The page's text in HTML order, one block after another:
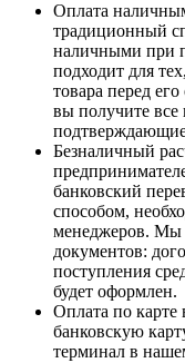
Оплата
традиционный
наличными при
подходит для
товара перед
вы получите
Безналичный
банковский
способом,
менеджеров. Мы
документов:
поступления
будет оформлен.
Оплата по карте
банковскую
терминал в